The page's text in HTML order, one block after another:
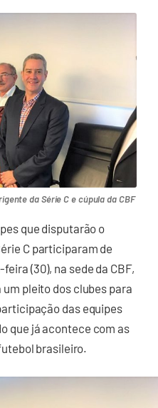
da Série C e cúpula da CBF
que disputarão o
C participaram de
(30), na sede da CBF,
pleito dos clubes para
das equipes
que já acontece com as
brasileiro.